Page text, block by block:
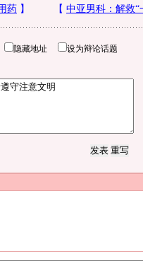
隐藏地址 设为辩论话题